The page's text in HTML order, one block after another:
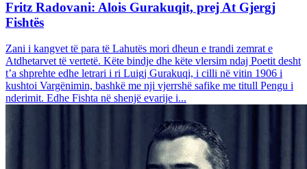
Fritz Radovani: Alois Gurakuqit, prej At Gjergj
Fishtës
Zani i kangvet të para të Lahutës mori dheun e trandi zemrat e
Atdhetarvet të vertetë. Këte bindje dhe këte vlersim ndaj Poetit desht
t’a shprehte edhe letrari i ri Luigj Gurakuqi, i cilli në vitin 1906 i
kushtoi Vargënimin, bashkë me nji vjerrshë safike me titull Pengu i
nderimit. Edhe Fishta në shenjë evarije i...